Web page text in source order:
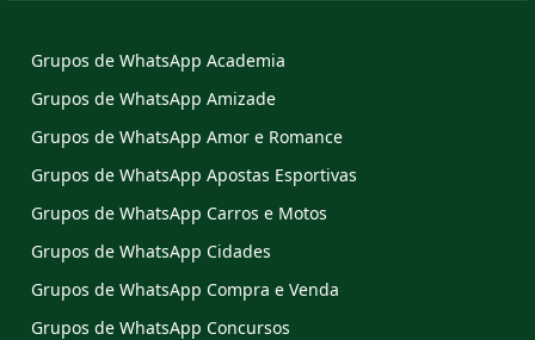
Grupos de WhatsApp Academia
Grupos de WhatsApp Amizade
Grupos de WhatsApp Amor e Romance
Grupos de WhatsApp Apostas Esportivas
Grupos de WhatsApp Carros e Motos
Grupos de WhatsApp Cidades
Grupos de WhatsApp Compra e Venda
Grupos de WhatsApp Concursos